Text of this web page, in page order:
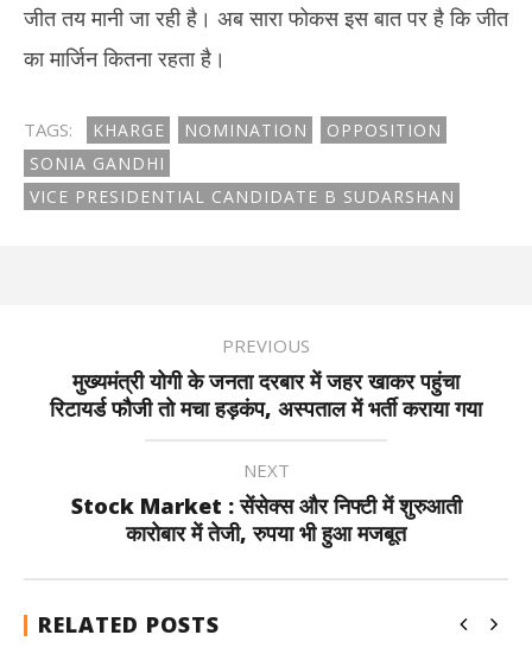
जीत तय मानी जा रही है। अब सारा फोकस इस बात पर है कि जीत
का मार्जिन कितना रहता है।
TAGS: KHARGE NOMINATION
OPPOSITION
SONIA GANDHI
VICE PRESIDENTIAL CANDIDATE B SUDARSHAN
PREVIOUS
मुख्यमंत्री योगी के जनता दरबार में जहर खाकर पहुंचा
रिटायर्ड फौजी तो मचा हड़कंप, अस्पताल में भर्ती कराया गया
NEXT
Stock Market : सेंसेक्स और निफ्टी में शुरुआती
कारोबार में तेजी, रुपया भी हुआ मजबूत
RELATED POSTS